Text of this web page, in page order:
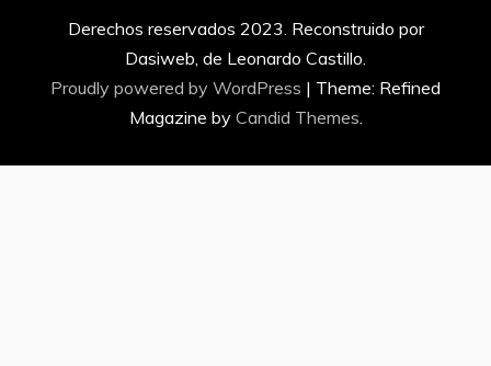
Derechos reservados 2023. Reconstruido por
Dasiweb, de Leonardo Castillo.
Proudly powered by WordPress | Theme: Refined
Magazine by Candid Themes.